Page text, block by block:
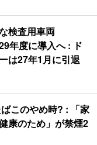
検査用車両
年度に導入へ : ド
は27年1月に引退
このやめ時? : 「家
康のため」が禁煙2